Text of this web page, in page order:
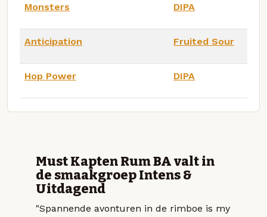
Monsters DIPA
Anticipation Fruited Sour
Hop Power DIPA
Must Kapten Rum BA valt in
de smaakgroep Intens &
Uitdagend
"Spannende avonturen in de rimboe is my